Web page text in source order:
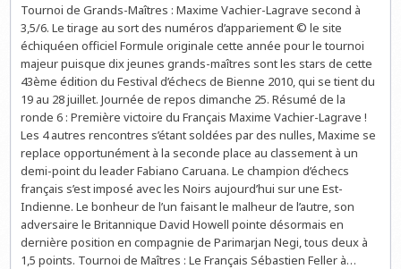
À
BIENNE
:
MAXIME
MARQUE
ENFIN
!
Tournoi de Grands-Maîtres : Maxime Vachier-Lagrave second à
3,5/6. Le tirage au sort des numéros d’appariement © le site
échiquéen officiel Formule originale cette année pour le tournoi
majeur puisque dix jeunes grands-maîtres sont les stars de cette
43ème édition du Festival d’échecs de Bienne 2010, qui se tient du
19 au 28 juillet. Journée de repos dimanche 25. Résumé de la
ronde 6 : Première victoire du Français Maxime Vachier-Lagrave !
Les 4 autres rencontres s’étant soldées par des nulles, Maxime se
replace opportunément à la seconde place au classement à un
demi-point du leader Fabiano Caruana. Le champion d’échecs
français s’est imposé avec les Noirs aujourd’hui sur une Est-
Indienne. Le bonheur de l’un faisant le malheur de l’autre, son
adversaire le Britannique David Howell pointe désormais en
dernière position en compagnie de Parimarjan Negi, tous deux à
1,5 points. Tournoi de Maîtres : Le Français Sébastien Feller à…